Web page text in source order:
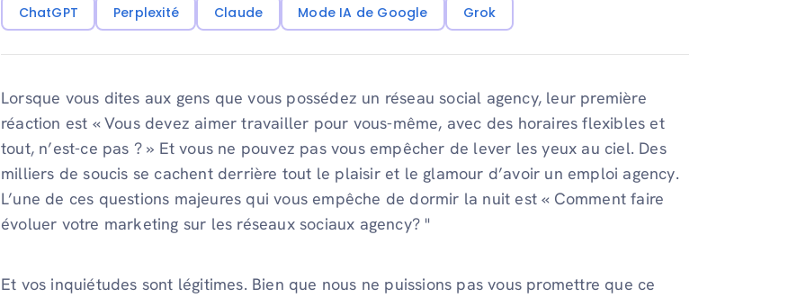
ChatGPT Perplexité Claude Mode IA de Google Grok
Lorsque vous dites aux gens que vous possédez un réseau social agency, leur première
réaction est « Vous devez aimer travailler pour vous-même, avec des horaires flexibles et
tout, n’est-ce pas ? » Et vous ne pouvez pas vous empêcher de lever les yeux au ciel. Des
milliers de soucis se cachent derrière tout le plaisir et le glamour d’avoir un emploi agency.
L’une de ces questions majeures qui vous empêche de dormir la nuit est « Comment faire
évoluer votre marketing sur les réseaux sociaux agency? "
Et vos inquiétudes sont légitimes. Bien que nous ne puissions pas vous promettre que ce